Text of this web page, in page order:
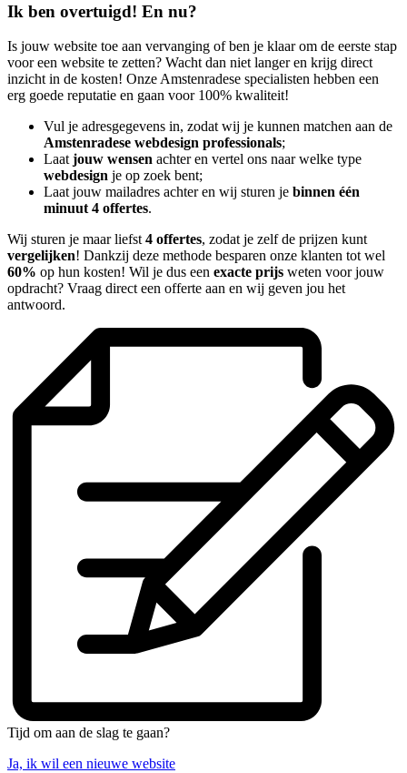
Ik ben overtuigd! En nu?
Is jouw website toe aan vervanging of ben je klaar om de eerste stap
voor een website te zetten? Wacht dan niet langer en krijg direct
inzicht in de kosten! Onze Amstenradese specialisten hebben een
erg goede reputatie en gaan voor 100% kwaliteit!
Vul je adresgegevens in, zodat wij je kunnen matchen aan de
Amstenradese webdesign professionals;
Laat jouw wensen achter en vertel ons naar welke type
webdesign je op zoek bent;
Laat jouw mailadres achter en wij sturen je binnen één
minuut 4 offertes.
Wij sturen je maar liefst 4 offertes, zodat je zelf de prijzen kunt
vergelijken! Dankzij deze methode besparen onze klanten tot wel
60% op hun kosten! Wil je dus een exacte prijs weten voor jouw
opdracht? Vraag direct een offerte aan en wij geven jou het
antwoord.
Tijd om aan de slag te gaan?
Ja, ik wil een nieuwe website